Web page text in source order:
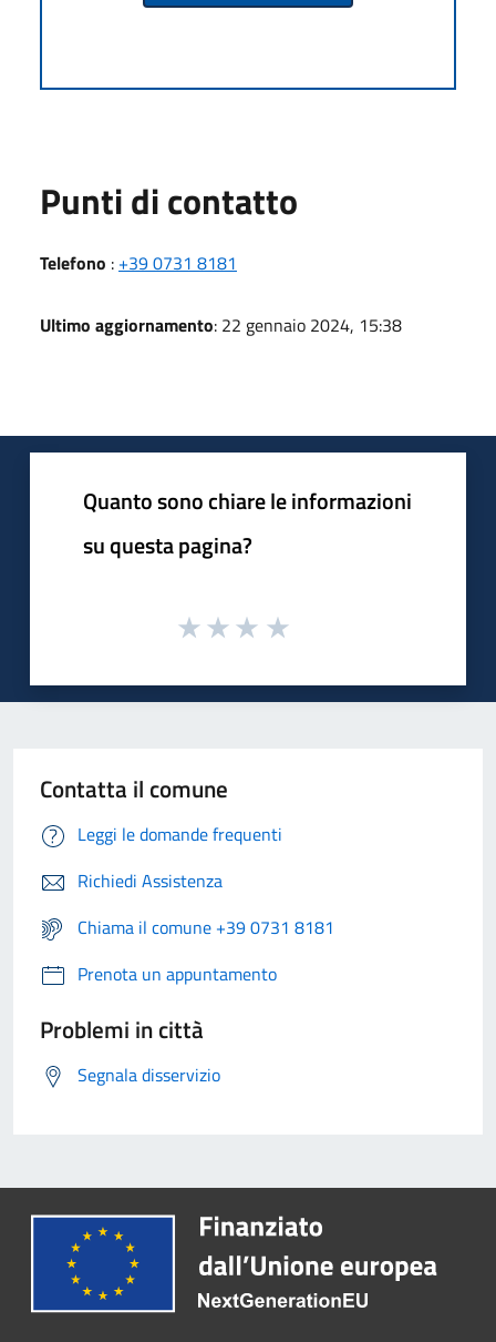
Punti di contatto
Telefono : +39 0731 8181
Ultimo aggiornamento: 22 gennaio 2024, 15:38
Quanto sono chiare le informazioni
su questa pagina?
Contatta il comune
Leggi le domande frequenti
Richiedi Assistenza
Chiama il comune +39 0731 8181
Prenota un appuntamento
Problemi in città
Segnala disservizio